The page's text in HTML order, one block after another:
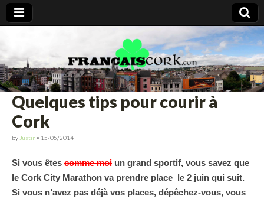
Francais Cork
Quelques tips pour courir à
Cork
by Justin • 15/05/2014
Si vous êtes comme moi un grand sportif, vous savez que
le Cork City Marathon va prendre place le 2 juin qui suit.
Si vous n’avez pas déjà vos places, dépêchez-vous, vous